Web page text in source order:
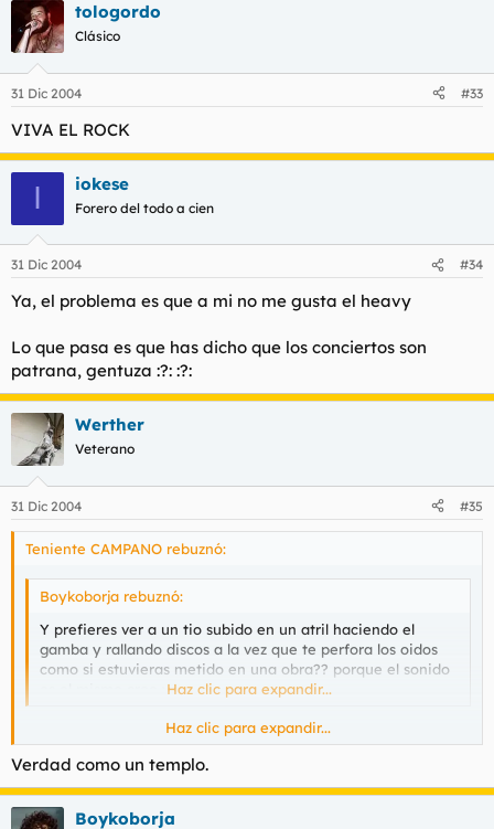
tologordo
Clásico
31 Dic 2004 #33
VIVA EL ROCK
I iokese
Forero del todo a cien
31 Dic 2004 #34
Ya, el problema es que a mi no me gusta el heavy
Lo que pasa es que has dicho que los conciertos son
patrana, gentuza :?: :?:
Werther
Veterano
31 Dic 2004 #35
Teniente CAMPANO rebuznó:
Boykoborja rebuznó:
Y prefieres ver a un tio subido en un atril haciendo el
gamba y rallando discos a la vez que te perfora los oidos
como si estuvieras metido en una obra?? porque el sonido
es el mismo creo yoHaz clic para expandir...
Prefiero un adaggio, por ejemplo.
Ni lo uno ni lo otro.Sois lo mismo pero con diferente música
y peinados, nada mas, la misma mentalidad de crios y la
misma necesidad de pertenecencia a una tribu urbana
Haz clic para expandir...
Verdad como un templo.
Boykoborja